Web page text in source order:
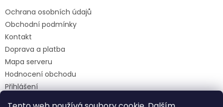
Ochrana osobních údajů
Obchodní podmínky
Kontakt
Doprava a platba
Mapa serveru
Hodnocení obchodu
Přihlášení